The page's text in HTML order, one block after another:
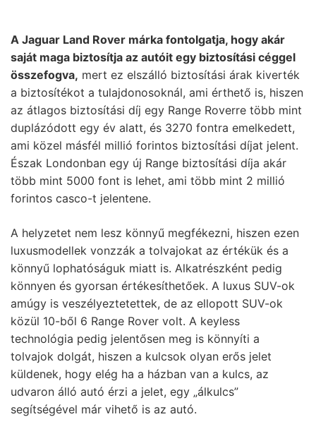
A Jaguar Land Rover márka fontolgatja, hogy akár
saját maga biztosítja az autóit egy biztosítási céggel
összefogva, mert ez elszálló biztosítási árak kiverték
a biztosítékot a tulajdonosoknál, ami érthető is, hiszen
az átlagos biztosítási díj egy Range Roverre több mint
duplázódott egy év alatt, és 3270 fontra emelkedett,
ami közel másfél millió forintos biztosítási díjat jelent.
Észak Londonban egy új Range biztosítási díja akár
több mint 5000 font is lehet, ami több mint 2 millió
forintos casco-t jelentene.
A helyzetet nem lesz könnyű megfékezni, hiszen ezen
luxusmodellek vonzzák a tolvajokat az értékük és a
könnyű lophatóságuk miatt is. Alkatrészként pedig
könnyen és gyorsan értékesíthetőek. A luxus SUV-ok
amúgy is veszélyeztetettek, de az ellopott SUV-ok
közül 10-ből 6 Range Rover volt. A keyless
technológia pedig jelentősen meg is könnyíti a
tolvajok dolgát, hiszen a kulcsok olyan erős jelet
küldenek, hogy elég ha a házban van a kulcs, az
udvaron álló autó érzi a jelet, egy „álkulcs”
segítségével már vihető is az autó.